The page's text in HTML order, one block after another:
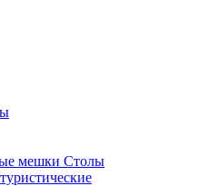
мешки Столы